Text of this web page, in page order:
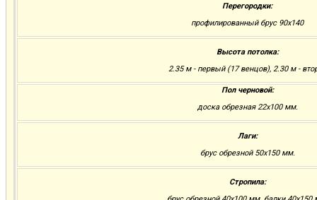
Перегородки:
профилированный брус 90х140
Высота потолка:
2.35 м - первый (17 венцов), 2.30 м -
Пол черновой:
доска обрезная 22х100 мм.
Лаги:
брус обрезной 50х150 мм.
Стропила: